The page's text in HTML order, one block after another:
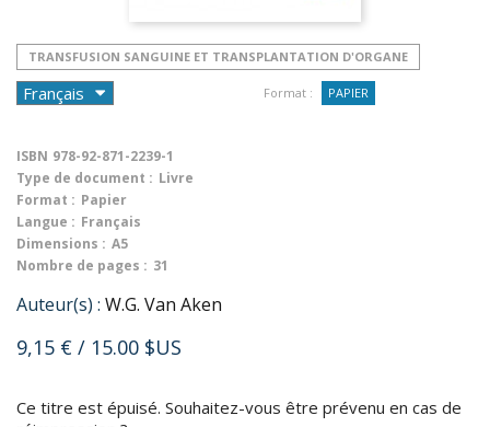
TRANSFUSION SANGUINE ET TRANSPLANTATION D'ORGANE
Format : PAPIER
ISBN 978-92-871-2239-1
Type de document : Livre
Format : Papier
Langue : Français
Dimensions : A5
Nombre de pages : 31
Auteur(s) : W.G. Van Aken
9,15 € / 15.00 $US
Ce titre est épuisé. Souhaitez-vous être prévenu en cas de